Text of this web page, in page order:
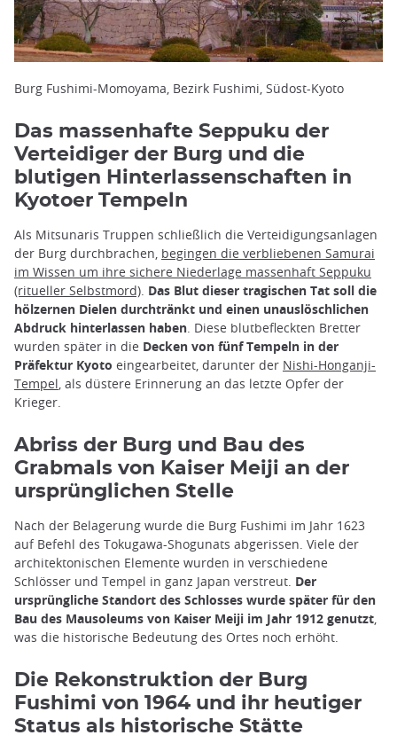
Burg Fushimi-Momoyama, Bezirk Fushimi, Südost-Kyoto
Das massenhafte Seppuku der
Verteidiger der Burg und die
blutigen Hinterlassenschaften in
Kyotoer Tempeln
Als Mitsunaris Truppen schließlich die Verteidigungsanlagen
der Burg durchbrachen, begingen die verbliebenen Samurai
im Wissen um ihre sichere Niederlage massenhaft Seppuku
(ritueller Selbstmord). Das Blut dieser tragischen Tat soll die
hölzernen Dielen durchtränkt und einen unauslöschlichen
Abdruck hinterlassen haben. Diese blutbefleckten Bretter
wurden später in die Decken von fünf Tempeln in der
Präfektur Kyoto eingearbeitet, darunter der Nishi-Honganji-
Tempel, als düstere Erinnerung an das letzte Opfer der
Krieger.
Abriss der Burg und Bau des
Grabmals von Kaiser Meiji an der
ursprünglichen Stelle
Nach der Belagerung wurde die Burg Fushimi im Jahr 1623
auf Befehl des Tokugawa-Shogunats abgerissen. Viele der
architektonischen Elemente wurden in verschiedene
Schlösser und Tempel in ganz Japan verstreut. Der
ursprüngliche Standort des Schlosses wurde später für den
Bau des Mausoleums von Kaiser Meiji im Jahr 1912 genutzt,
was die historische Bedeutung des Ortes noch erhöht.
Die Rekonstruktion der Burg
Fushimi von 1964 und ihr heutiger
Status als historische Stätte